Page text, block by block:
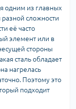
одним из главных
сложности
её часто
элемент или в
стороны
сталь обладает
нагрелась
Поэтому это
подходит